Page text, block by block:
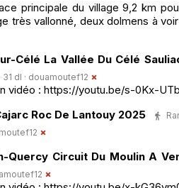
principale du village 9,2 km
très vallonné, deux dolmens à
Célé La Vallée Du Célé
dl · douamoutef12
vidéo : https://youtu.be/s-0Kx-
Roc De Lantouy 2025
Quercy Circuit Du Moulin A